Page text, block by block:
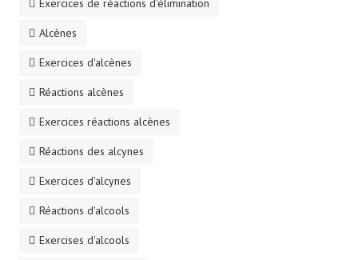
Exercices de réactions d'élimination
Alcènes
Exercices d'alcènes
Réactions alcènes
Exercices réactions alcènes
Réactions des alcynes
Exercices d'alcynes
Réactions d'alcools
Exercises d'alcools